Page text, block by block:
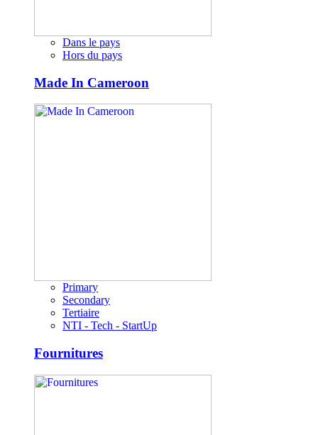
Dans le pays
Hors du pays
Made In Cameroon
Primary
Secondary
Tertiaire
NTI - Tech - StartUp
Fournitures